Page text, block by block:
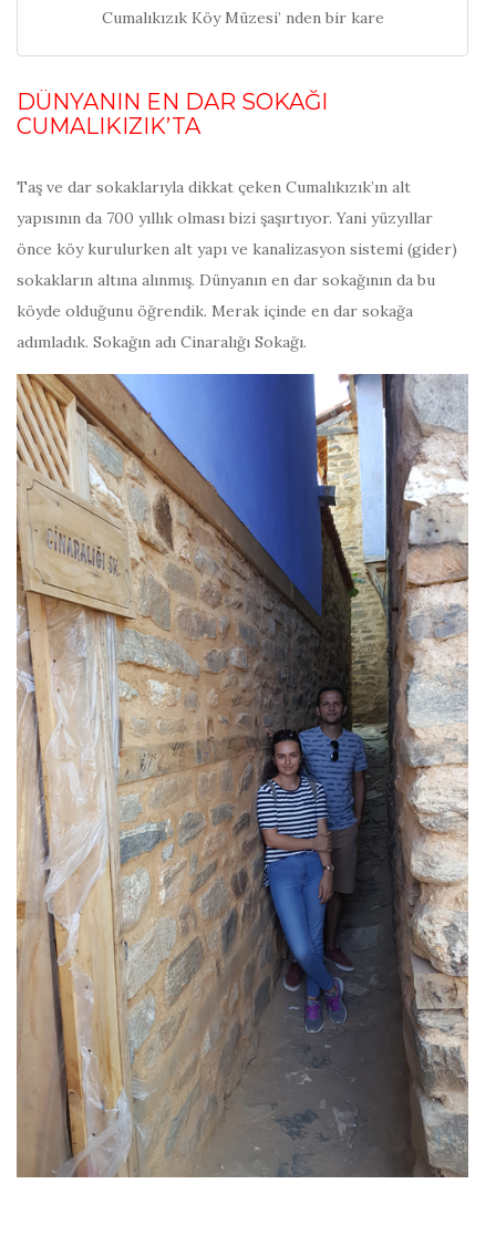
Cumalıkızık Köy Müzesi’ nden bir kare
DÜNYANIN EN DAR SOKAĞI
CUMALIKIZIK’TA
Taş ve dar sokaklarıyla dikkat çeken Cumalıkızık’ın alt
yapısının da 700 yıllık olması bizi şaşırtıyor. Yani yüzyıllar
önce köy kurulurken alt yapı ve kanalizasyon sistemi (gider)
sokakların altına alınmış. Dünyanın en dar sokağının da bu
köyde olduğunu öğrendik. Merak içinde en dar sokağa
adımladık. Sokağın adı Cinaralığı Sokağı.